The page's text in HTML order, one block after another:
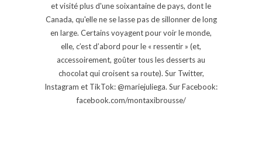
et visité plus d'une soixantaine de pays, dont le
Canada, qu'elle ne se lasse pas de sillonner de long
en large. Certains voyagent pour voir le monde,
elle, c’est d’abord pour le « ressentir » (et,
accessoirement, goûter tous les desserts au
chocolat qui croisent sa route). Sur Twitter,
Instagram et TikTok: @mariejuliega. Sur Facebook:
facebook.com/montaxibrousse/